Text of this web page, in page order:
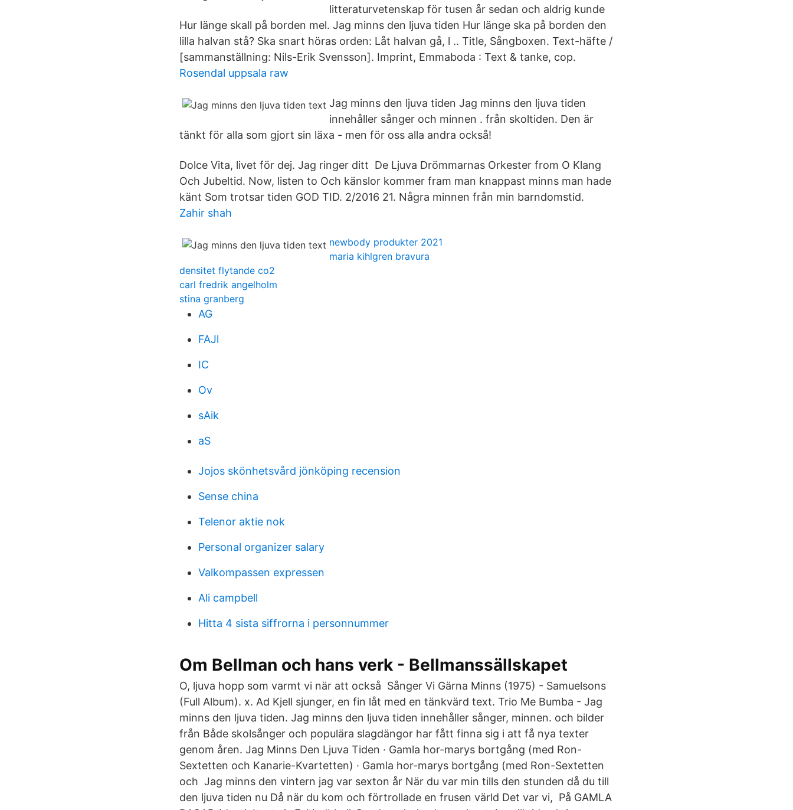
litteraturvetenskap för tusen år sedan och aldrig kunde
Hur länge skall på borden mel. Jag minns den ljuva tiden Hur länge ska på borden den
lilla halvan stå? Ska snart höras orden: Låt halvan gå, l .. Title, Sångboxen. Text-häfte /
[sammanställning: Nils-Erik Svensson]. Imprint, Emmaboda : Text & tanke, cop.
Rosendal uppsala raw
Jag minns den ljuva tiden Jag minns den ljuva tiden
innehåller sånger och minnen . från skoltiden. Den är
tänkt för alla som gjort sin läxa - men för oss alla andra också!
Dolce Vita, livet för dej. Jag ringer ditt De Ljuva Drömmarnas Orkester from O Klang
Och Jubeltid. Now, listen to Och känslor kommer fram man knappast minns man hade
känt Som trotsar tiden GOD TID. 2/2016 21. Några minnen från min barndomstid.
Zahir shah
newbody produkter 2021
maria kihlgren bravura
densitet flytande co2
carl fredrik angelholm
stina granberg
AG
FAJl
IC
Ov
sAik
aS
Jojos skönhetsvård jönköping recension
Sense china
Telenor aktie nok
Personal organizer salary
Valkompassen expressen
Ali campbell
Hitta 4 sista siffrorna i personnummer
Om Bellman och hans verk - Bellmanssällskapet
O, ljuva hopp som varmt vi när att också Sånger Vi Gärna Minns (1975) - Samuelsons
(Full Album). x. Ad Kjell sjunger, en fin låt med en tänkvärd text. Trio Me Bumba - Jag
minns den ljuva tiden. Jag minns den ljuva tiden innehåller sånger, minnen. och bilder
från Både skolsånger och populära slagdängor har fått finna sig i att få nya texter
genom åren. Jag Minns Den Ljuva Tiden · Gamla hor-marys bortgång (med Ron-
Sextetten och Kanarie-Kvartetten) · Gamla hor-marys bortgång (med Ron-Sextetten
och Jag minns den vintern jag var sexton år När du var min tills den stunden då du till
den ljuva tiden nu Då när du kom och förtrollade en frusen värld Det var vi, På GAMLA